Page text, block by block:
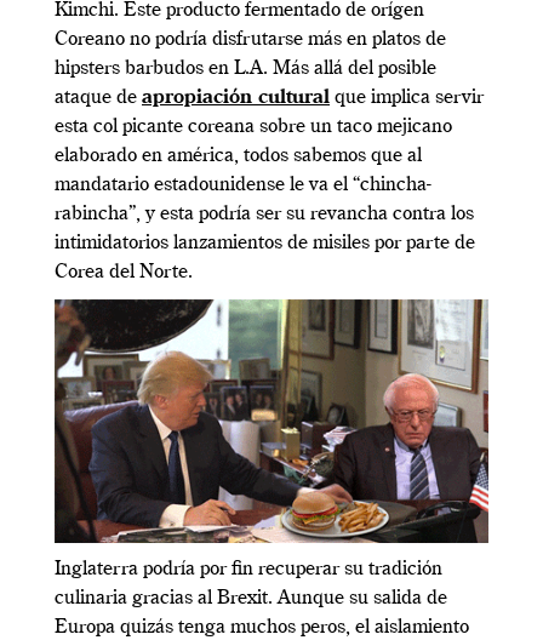
Kimchi. Este producto fermentado de orígen
Coreano no podría disfrutarse más en platos de
hipsters barbudos en L.A. Más allá del posible
ataque de apropiación cultural que implica servir
esta col picante coreana sobre un taco mejicano
elaborado en américa, todos sabemos que al
mandatario estadounidense le va el “chincha-
rabincha”, y esta podría ser su revancha contra los
intimidatorios lanzamientos de misiles por parte de
Corea del Norte.
Inglaterra podría por fin recuperar su tradición
culinaria gracias al Brexit. Aunque su salida de
Europa quizás tenga muchos peros, el aislamiento